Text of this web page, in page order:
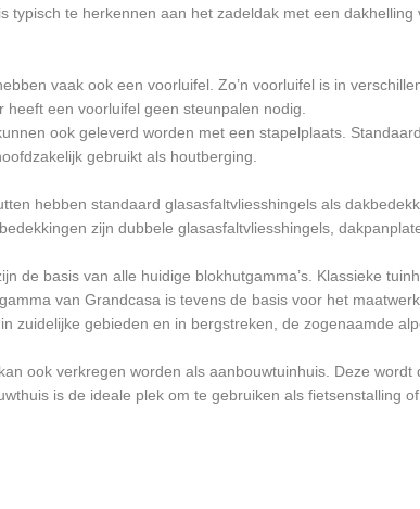
typisch te herkennen aan het zadeldak met een
vaak ook een voorluifel. Zo’n voorluifel is in
heeft een voorluifel geen steunpalen nodig.
ook geleverd worden met een stapelplaats.
gebruikt als houtberging.
hebben standaard glasasfaltvliesshingels als
zijn dubbele glasasfaltvliesshingels,
de basis van alle huidige blokhutgamma’s. Klassieke
van Grandcasa is tevens de basis voor het
zuidelijke gebieden en in bergstreken, de zogenaamde
ook verkregen worden als aanbouwtuinhuis. Deze
is de ideale plek om te gebruiken als fietsenstalling of